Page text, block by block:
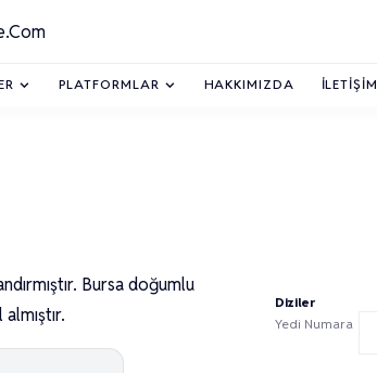
PLATFORMLAR HAKKIMIZDA İLETIŞIM
Bursa doğumlu
Diziler
Yedi Numara